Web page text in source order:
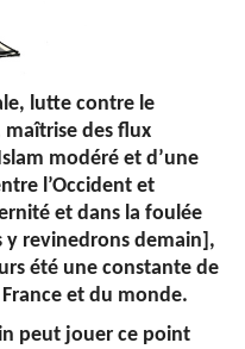
lutte contre le
des flux
modéré et d’une
l’Occident et
et dans la foulée
y revinedrons demain],
été une constante de
et du monde.
peut jouer ce point